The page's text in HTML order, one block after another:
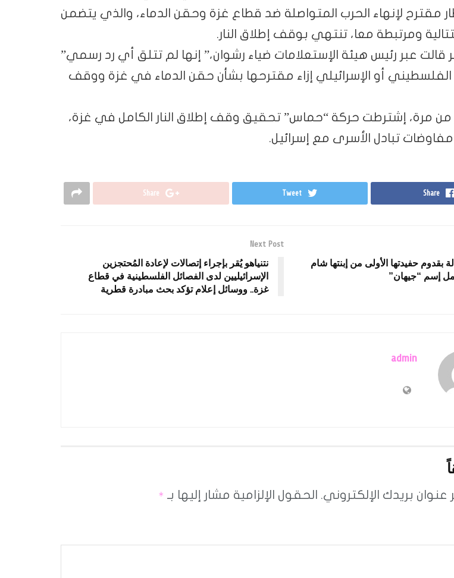
مقترح لإنهاء الحرب المتواصلة ضد قطاع غزة وحقن الدماء، والذي يتضمن
قالت عبر رئيس هيئة الإستعلامات ضياء رشوان،” إنها لم تتلق أي رد رسمي”
الفلسطيني أو الإسرائيلي إزاء مقترحها بشأن حقن الدماء في غزة ووقف
مرة، إشترطت حركة “حماس” تحقيق وقف إطلاق النار الكامل في غزة،
تبادل الأسرى مع إسرائيل.
Share
Tweet
Share
بقدوم حفيدتها الأولى من إبنتها شام
إسم “جيهان”
Next Post
نتنياهو يُقر بإجراء إتصالات لإعادة المُحتجزين
الإسرائيليين لدى الفصائل الفلسطينية في قطاع
غزة.. ووسائل إعلام تؤكد بحث مبادرة قطرية
admin
عنوان بريدك الإلكتروني. الحقول الإلزامية مشار إليها بـ *